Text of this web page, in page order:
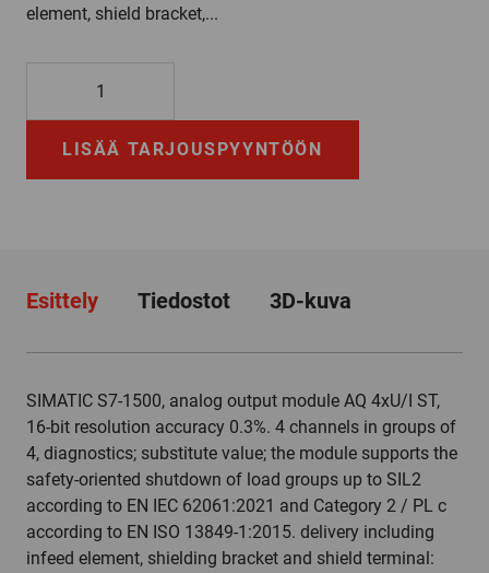
element, shield bracket,...
0AB0
määräLISÄÄ TARJOUSPYYNTÖÖN
Esittely Tiedostot 3D-kuva
SIMATIC S7-1500, analog output module AQ 4xU/I ST,
16-bit resolution accuracy 0.3%. 4 channels in groups of
4, diagnostics; substitute value; the module supports the
safety-oriented shutdown of load groups up to SIL2
according to EN IEC 62061:2021 and Category 2 / PL c
according to EN ISO 13849-1:2015. delivery including
infeed element, shielding bracket and shield terminal: